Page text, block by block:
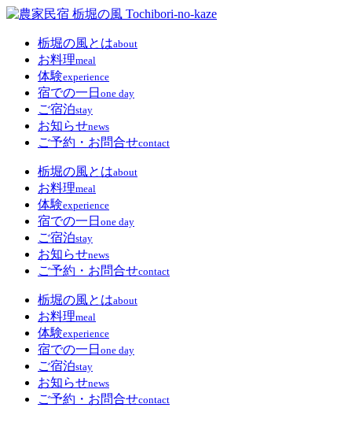
栃堀の風とはabout
お料理meal
体験experience
宿での一日 one day
ご宿泊stay
お知らせnews
ご予約・お問合せcontact
栃堀の風とはabout
お料理meal
体験experience
宿での一日 one day
ご宿泊stay
お知らせnews
ご予約・お問合せcontact
栃堀の風とはabout
お料理meal
体験experience
宿での一日 one day
ご宿泊stay
お知らせnews
ご予約・お問合せcontact